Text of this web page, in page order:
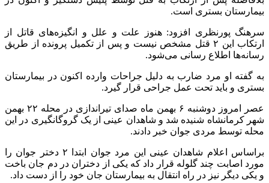
بیمارستان بستری است.
سرهنگ پورنظری افزود: هنوز علت و علل و انگیزه‌های قاتل از
ارتکاب این ۲ قتل مشخص نیست و پس از تکمیل پرونده از طریق
رسانه‌ها اطلاع رسانی می‌شود.
به گفته او مرد ضارب به دلیل جراحات وارده اکنون در بیمارستان
بستری و باید تحت عمل جراحی قرار گیرد.
عصر امروز دوشنبه ۶ بهمن ماه صدای تیراندازی در محله ۲۲ بهمن
شهر کرمانشاه شنیده شد و شاهدان عینی از یک گروگانگیری در این
محله توسط مردی جوان خبر دادند.
براساس اعلام شاهدان عینی این مرد جوان ابتدا ۲ دختر جوان را
مورد اصابت چند گلوله قرار داد که یکی از دختران در دم جان باخت
و یکی دیگر نیز در راه انتقال به بیمارستان جان خود را از دست داد.